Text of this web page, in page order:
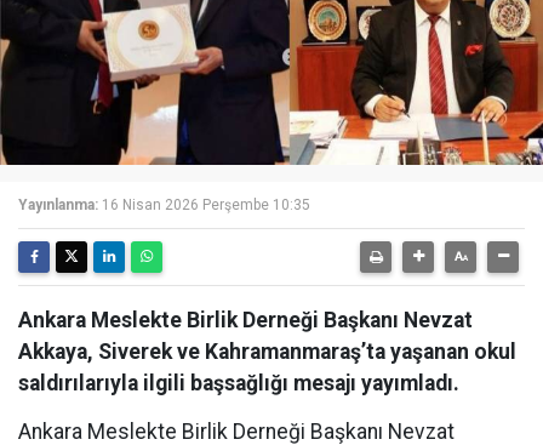
Yayınlanma: 16 Nisan 2026 Perşembe 10:35
Ankara Meslekte Birlik Derneği Başkanı Nevzat
Akkaya, Siverek ve Kahramanmaraş’ta yaşanan okul
saldırılarıyla ilgili başsağlığı mesajı yayımladı.
Ankara Meslekte Birlik Derneği Başkanı Nevzat